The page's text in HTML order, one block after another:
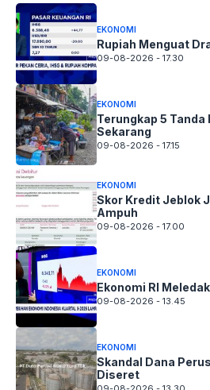
EKONOMI
Rupiah Menguat
09-08-2026 - 17.30
EKONOMI
Terungkap 5 Tanda
Sekarang
09-08-2026 - 17.15
EKONOMI
Skor Kredit Jeblok
Ampuh
09-08-2026 - 17.00
EKONOMI
Ekonomi RI
09-08-2026 - 13.45
EKONOMI
Skandal Dana
Diseret